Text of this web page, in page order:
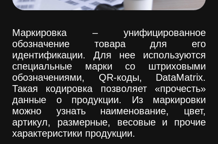
Маркировка – унифицированное
обозначение товара для его
идентификации. Для нее используются
специальные марки со штриховыми
обозначениями, QR-коды, DataMatrix.
Такая кодировка позволяет «прочесть»
данные о продукции. Из маркировки
можно узнать наименование, цвет,
артикул, размерные, весовые и прочие
характеристики продукции.